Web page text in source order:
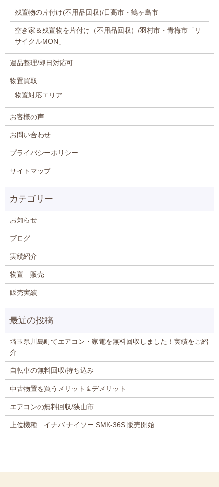
残置物の片付け(不用品回収)/日高市・鶴ヶ島市
空き家＆残置物を片付け（不用品回収）/羽村市・青梅市「リ
サイクルMON」
遺品整理/即日対応可
物置買取
物置対応エリア
お客様の声
お問い合わせ
プライバシーポリシー
サイトマップ
お知らせ
ブログ
実績紹介
物置 販売
販売実績
埼玉県川島町でエアコン・家電を無料回収しました！実績をご紹
介
自転車の無料回収/持ち込み
中古物置を買うメリット＆デメリット
エアコンの無料回収/狭山市
上位機種 イナバ ナイソー SMK-36S 販売開始